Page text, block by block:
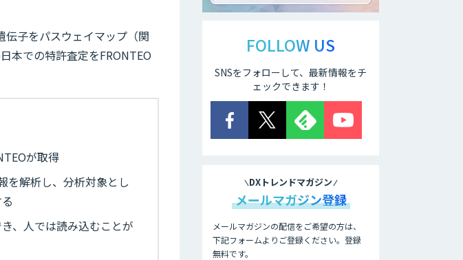
子をパスウェイマップ（関
本での特許査定をFRONTEO
が取得
を解析し、分析対象とし
、人では読み込むことが
FOLLOW US
SNSをフォローして、最新情報をチ
ェックできます！
DXトレンドマガジン
メールマガジン登録
メールマガジンの配信をご希望の方は、
下記フォームよりご登録ください。登録
無料です。